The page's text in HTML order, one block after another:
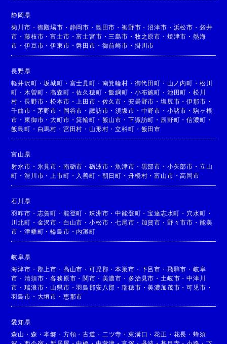
静岡県
菊川市 ・ 御殿場市 ・ 静岡市 ・ 島田市 ・裾野市 ・沼津市 ・ 浜松市 ・ 袋井
市 ・藤枝市 ・富士市 ・富士宮市 ・ 三島市 ・ 牧之原市 ・ 焼津市 ・ 熱海
市 ・伊豆市 ・伊東市 ・磐田市 ・ 御前崎市 ・ 掛川市
長野県
軽井沢町 ・坂城町 ・ 富士見町 ・ 南箕輪村 ・ 御代田町 ・ 山ノ内町 ・ 松川
町 ・ 木曽町 ・高森町 ・佐久穂町 ・飯綱町 ・ 小布施町 ・ 池田町 ・ 松川
村 ・長野市 ・松本市 ・ 上田市 ・ 佐久市 ・ 安曇野市 ・ 塩尻市 ・伊那市 ・
千曲市 ・ 茅野市 ・ 岡谷市 ・諏訪市 ・須坂市 ・ 中野市 ・ 小諸市 ・ 駒ヶ根
市 ・東御市 ・大町市 ・箕輪町 ・ 飯山市 ・ 下諏訪町 ・ 辰野町 ・信濃町 ・
飯島町 ・ 白馬村 ・ 宮田村 ・ 山形村 ・立科町 ・ 飯田市
富山県
射水市 ・ 氷見市 ・ 南砺市 ・砺波市 ・魚津市 ・ 黒部市 ・ 小矢部市 ・ 立山
町 ・滑川市 ・ 上市町 ・ 入善町 ・ 朝日町 ・ 舟橋村 ・富山市 ・高岡市
石川県
羽咋市 ・ 志賀町 ・ 能登町 ・珠洲市 ・中能登町 ・宝達志水町 ・ 穴水町 ・
川北町 ・ 金沢市 ・ 白山市 ・小松市 ・七尾市 ・ 加賀市 ・ 野々市市 ・ 能美
市 ・津幡町 ・輪島市 ・ 内灘町
岐阜県
海津市 ・ 郡上市 ・ 高山市 ・可児郡 ・本巣市 ・ 下呂市 ・ 飛騨市 ・ 岐阜
市 ・清須市 ・各務原市 ・関市 ・ 美濃市 ・ 多治見市 ・ 土岐市 ・中津川
市 ・瑞浪市 ・ 山県市 ・羽島郡安八郡 ・瑞穂市 ・美濃加茂市 ・可児市 ・
羽島市 ・ 大垣市 ・ 恵那市
愛知県
森山 ・ 森 ・本郷 ・ 方領 ・古道 ・ 二ツ寺 ・ 東溝口 ・花正 ・ 花長 ・ 蜂須